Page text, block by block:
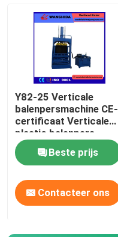
Y82-25 Verticale
balenpersmachine CE-
certificaat Verticale
plastic balenpers
Beste prijs
Contacteer ons